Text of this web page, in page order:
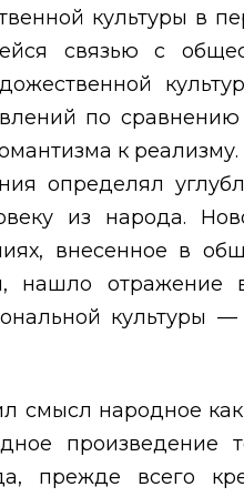
культуры в
связью с
по
к реализму.
определял
из народа.
внесенное в
нашло
культуры —
смысл народное как
произведение
прежде всего